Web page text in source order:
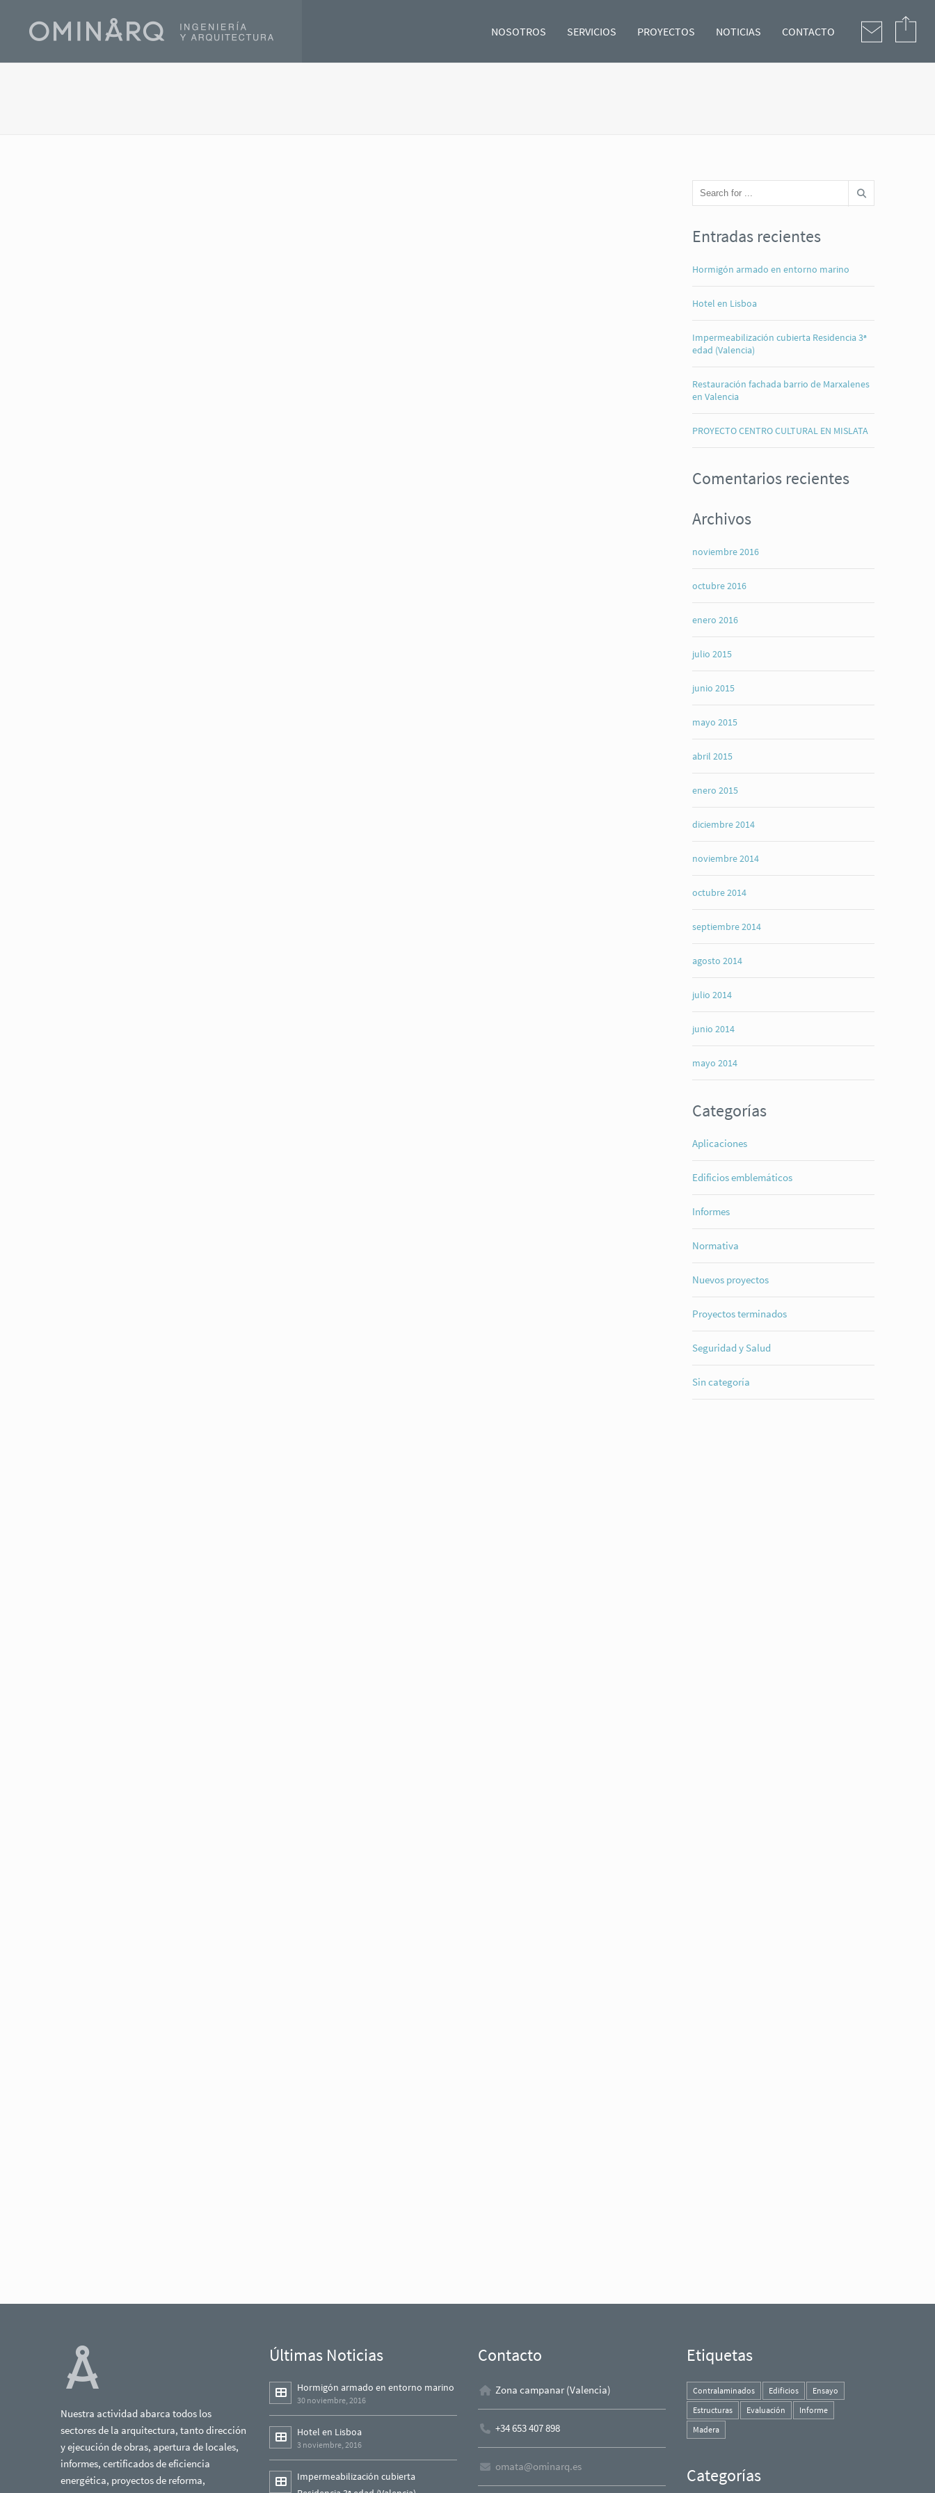
NOSOTROS SERVICIOS PROYECTOS NOTICIAS CONTACTO
Entradas recientes
Hormigón armado en entorno marino
Hotel en Lisboa
Impermeabilización cubierta Residencia 3ª
edad (Valencia)
Restauración fachada barrio de Marxalenes
en Valencia
PROYECTO CENTRO CULTURAL EN MISLATA
Comentarios recientes
Archivos
noviembre 2016
octubre 2016
enero 2016
julio 2015
junio 2015
mayo 2015
abril 2015
enero 2015
diciembre 2014
noviembre 2014
octubre 2014
septiembre 2014
agosto 2014
julio 2014
junio 2014
mayo 2014
Categorías
Aplicaciones
Edificios emblemáticos
Informes
Normativa
Nuevos proyectos
Proyectos terminados
Seguridad y Salud
Sin categoría
Nuestra actividad abarca todos los
sectores de la arquitectura, tanto dirección
y ejecución de obras, apertura de locales,
informes, certificados de eficiencia
energética, proyectos de reforma,
Últimas Noticias
Hormigón armado en entorno marino
30 noviembre, 2016
Hotel en Lisboa
3 noviembre, 2016
Impermeabilización cubierta
Contacto
Zona campanar (Valencia)
+34 653 407 898
omata@ominarq.es
Etiquetas
Contralaminados Edificios
Ensayo
Estructuras
Evaluación
Informe
Madera
Categorías